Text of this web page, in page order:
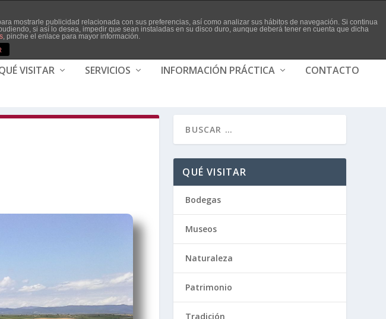
VISITAR SERVICIOS INFORMACIÓN PRÁCTICA CONTACTO
QUÉ VISITAR
Bodegas
Museos
Naturaleza
Patrimonio
Tradición
mostrarle publicidad relacionada con sus preferencias, así como analizar sus hábitos de navegación. Si continua
si así lo desea, impedir que sean instaladas en su disco duro, aunque deberá tener en cuenta que dicha
, pinche el enlace para mayor información.